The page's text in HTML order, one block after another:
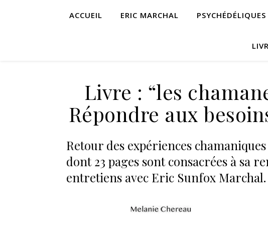
ACCUEIL ERIC MARCHAL PSYCHÉDÉLIQUES
Livre : “les
Répondre aux
Retour des expériences
dont 23 pages sont consacrées à sa
entretiens avec Eric Sunfox Marchal.